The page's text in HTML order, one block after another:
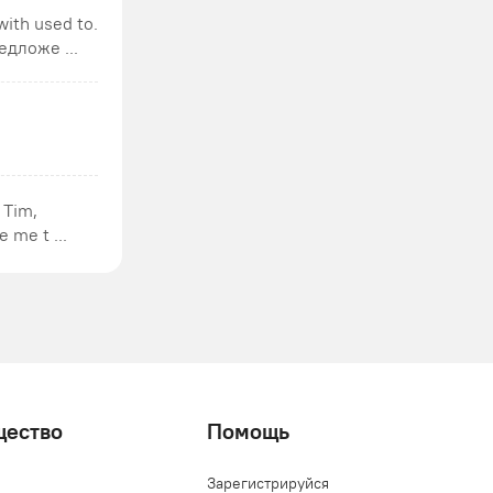
used to.
...
me t ...
Помощь
Зарегистрируйся